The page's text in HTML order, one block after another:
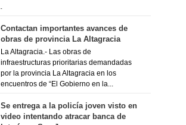
Contactan importantes avances de
obras de provincia La Altagracia
La Altagracia.- Las obras de
infraestructuras prioritarias demandadas
por la provincia La Altagracia en los
encuentros de “El Gobierno en la...
Se entrega a la policía joven visto en
video intentando atracar banca de